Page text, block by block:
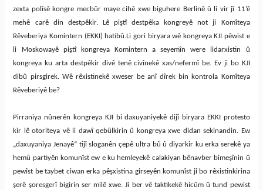
zexta polîsê kongre mecbûr maye cihê xwe biguhere Berlinê û li vir jî 11‘ê
mehê carê din destpêkir. Lê piştî destpêka kongreyê not ji Komîteya
Rêveberiya Komintern (EKKI) hatibû.Li gori biryara wê kongreya KJI pêwist e
li Moskowayê piştî kongreya Komintern a seyemîn were lidarxistin û
kongreya ku arta destpêkir divê tenê civînekê xas/nefermî be. Ev ji bo KJI
dibû pirsgirek. Wê rêxistinekê xweser be anî dîrek bin kontrola Komîteya
Rêveberiyê be?
Pirraniya nûnerên kongreya KJI bi daxuyaniyekê dijî biryara EKKI protesto
kir lê otoriteya vê li dawî qebûlkirin û kongreya xwe didan sekinandin. Ew
„daxuyaniya Jenayê“ tijî sloganên çepê ultra bû û diyarkir ku erka serekê ya
hemû partiyên komunîst ew e ku hemleyekê calakiyan bênavber bimeşînin û
pewîst be taybet ciwan erka pêşxistina girseyên komunîst ji bo rêxistinkirina
şerê şoresgerî bigirin ser milê xwe. Ji ber vê taktikekê hicûm û tund pewist